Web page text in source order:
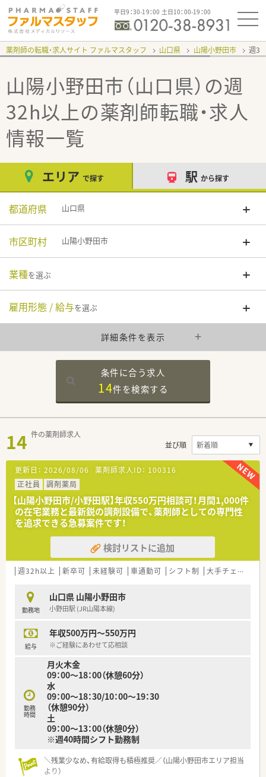
平日9：30-19：00 土日10：00-19：00
薬剤師の転職・求人サイト ファルマスタッフ 山口県 山陽小野田市 週
山陽小野田市（山口県）の週
32h以上の薬剤師転職・求人
情報一覧
エリア で探す 駅 から探す
都道府県 山口県
市区町村 山陽小野田市
業種を選ぶ
雇用形態 / 給与を選ぶ
詳細条件を表示
条件に合う求人
14件を検索する
14 件の薬剤師求人
並び順
更新日： 2026/08/06 薬剤師求人ID： 100316
正社員
調剤薬局
【山陽小野田市/小野田駅】年収550万円相談可！月間1,000件
の在宅業務と最新鋭の調剤設備で、薬剤師としての専門性
を追求できる急募案件です！
検討リストに追加
週32h以上 新卒可 未経験可 車通勤可 シフト制 大手チェーン以外
勤務地
山口県 山陽小野田市
小野田駅 (JR山陽本線)
給与
年収500万円～550万円
※ご経験にあわせて応相談
勤務
時間
月火木金
09：00～18：00（休憩60分）
水
09：00～18：30/10：00～19：30
（休憩90分）
土
09：00～13：00（休憩0分）
※週40時間シフト勤務制
＼残業少なめ、有給取得も積極推奨／（山陽小野田市エリア担当
より）